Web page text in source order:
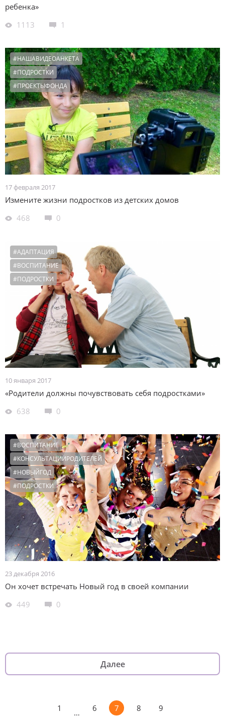
ребенка»
1113
1
#НАШАВИДЕОАНКЕТА
#ПОДРОСТКИ
#ПРОЕКТЫФОНДА
17 февраля 2017
Измените жизни подростков из детских домов
468
0
#АДАПТАЦИЯ
#ВОСПИТАНИЕ
#ПОДРОСТКИ
10 января 2017
«Родители должны почувствовать себя подростками»
638
0
#ВОСПИТАНИЕ
#КОНСУЛЬТАЦИИРОДИТЕЛЕЙ
#НОВЫЙГОД
#ПОДРОСТКИ
23 декабря 2016
Он хочет встречать Новый год в своей компании
449
0
Далее
1 … 6 7 8 9